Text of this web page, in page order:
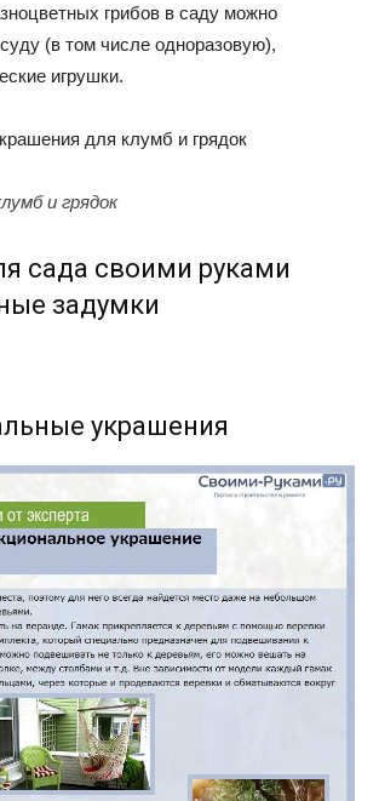
грибов в саду можно
(в том числе одноразовую),
игрушки.
и грядок
сада своими руками
задумки
украшения